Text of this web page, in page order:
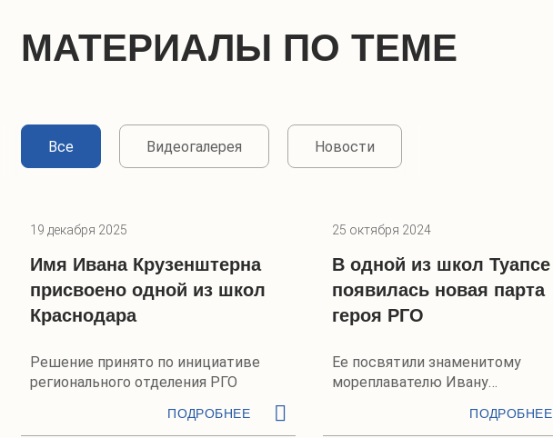
МАТЕРИАЛЫ ПО ТЕМЕ
Все Видеогалерея Новости
19 декабря 2025
Имя Ивана Крузенштерна
присвоено одной из школ
Краснодара
Решение принято по инициативе
регионального отделения РГО
ПОДРОБНЕЕ
25 октября 2024
В одной из школ Туапсе
появилась новая парта
героя РГО
Ее посвятили знаменитому
мореплавателю Ивану
ПОДРОБНЕЕ